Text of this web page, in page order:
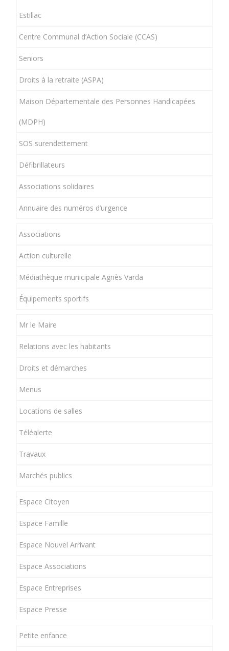
Estillac
Centre Communal d’Action Sociale (CCAS)
Seniors
Droits à la retraite (ASPA)
Maison Départementale des Personnes Handicapées
(MDPH)
SOS surendettement
Défibrillateurs
Associations solidaires
Annuaire des numéros d’urgence
Associations
Action culturelle
Médiathèque municipale Agnès Varda
Équipements sportifs
Mr le Maire
Relations avec les habitants
Droits et démarches
Menus
Locations de salles
Téléalerte
Travaux
Marchés publics
Espace Citoyen
Espace Famille
Espace Nouvel Arrivant
Espace Associations
Espace Entreprises
Espace Presse
Petite enfance